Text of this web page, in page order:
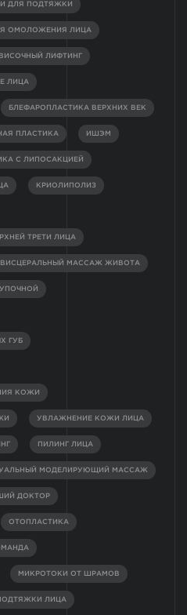
ДЛЯ ПОДТЯЖКИ
ОМОЛОЖЕНИЯ ЛИЦА
ВИСОЧНЫЙ ЛИФТИНГ
ЛИЦА
БЛЕФАРОПЛАСТИКА ВЕРХНИХ ВЕК
ПЛАСТИКА ИШЭМ
С ЛИПОСАКЦИЕЙ
КРИОЛИПОЛИЗ
ТРЕТИ ЛИЦА
ВИСЦЕРАЛЬНЫЙ МАССАЖ ЖИВОТА
ГУБ
КОЖИ
УВЛАЖНЕНИЕ КОЖИ ЛИЦА
ПИЛИНГ ЛИЦА
МОДЕЛИРУЮЩИЙ МАССАЖ
ДОКТОР
ОТОПЛАСТИКА
МИКРОТОКИ ОТ ШРАМОВ
ЛИЦА